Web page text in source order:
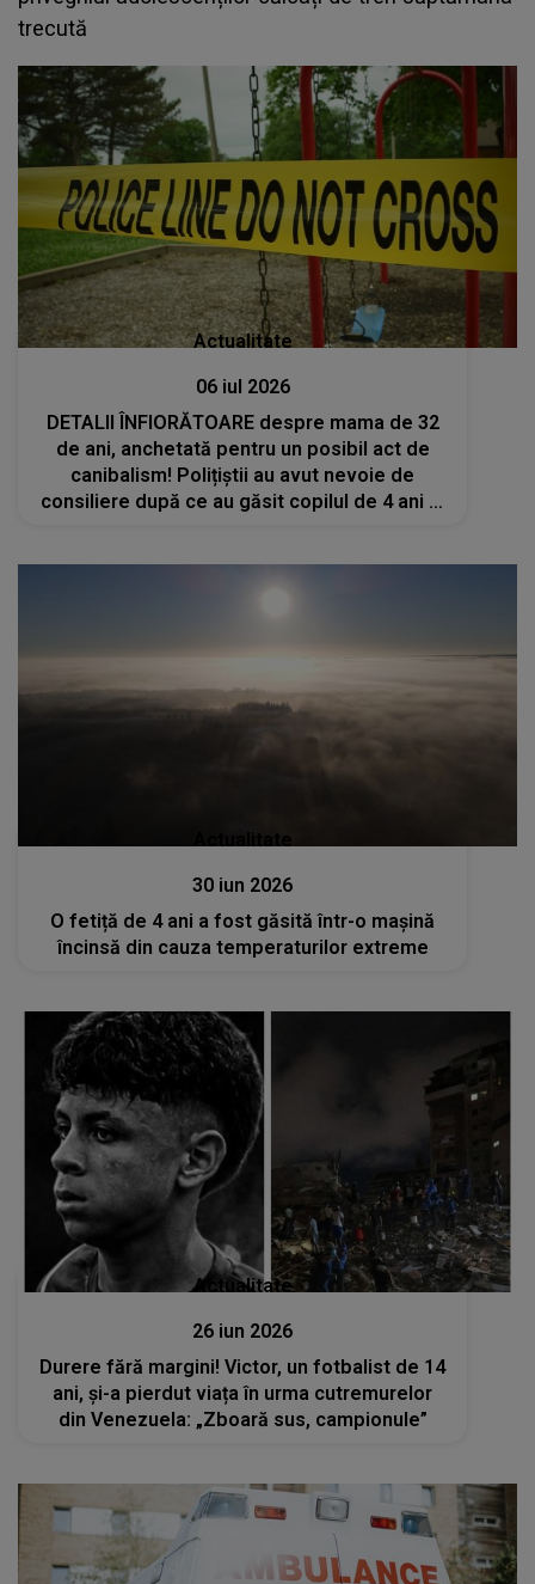
trecută
Actualitate
06 iul 2026
DETALII ÎNFIORĂTOARE despre mama de 32
de ani, anchetată pentru un posibil act de
canibalism! Polițiștii au avut nevoie de
consiliere după ce au găsit copilul de 4 ani al
Actualitate
30 iun 2026
O fetiță de 4 ani a fost găsită într-o mașină
încinsă din cauza temperaturilor extreme
Actualitate
26 iun 2026
Durere fără margini! Victor, un fotbalist de 14
ani, și-a pierdut viața în urma cutremurelor
din Venezuela: „Zboară sus, campionule”